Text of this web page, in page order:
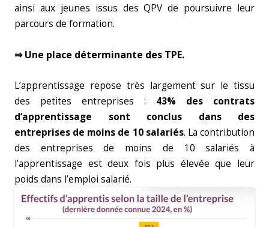
ainsi aux jeunes issus des QPV de poursuivre leur
parcours de formation.
⇒ Une place déterminante des TPE.
L’apprentissage repose très largement sur le tissu
des petites entreprises : 43% des contrats
d’apprentissage sont conclus dans des
entreprises de moins de 10 salariés. La contribution
des entreprises de moins de 10 salariés à
l’apprentissage est deux fois plus élevée que leur
poids dans l’emploi salarié.